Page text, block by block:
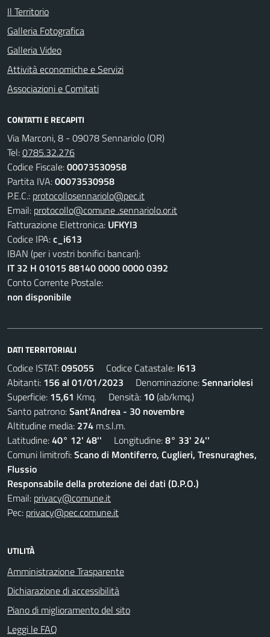
Il Territorio
Galleria Fotografica
Galleria Video
Attività economiche e Servizi
Associazioni e Comitati
CONTATTI E RECAPITI
Via Marconi, 8 - 09078 Sennariolo (OR)
Tel:0785.32.276
Codice Fiscale:00073530958
Partita IVA:00073530958
P.E.C.: protocollosennariolo@pec.it
Email: protocollo@comune .sennariolo.or.it
Fatturazione Elettronica: UFKYI3
Codice IPA:c_i613
IBAN (per i vostri bonifici bancari):
IT 32 H 01015 88140 0000 0000 0392
Conto Corrente Postale:
non disponibile
DATI TERRITORIALI
Codice ISTAT:095055 Codice Catastale: I613
Abitanti: 156 al 01/01/2023 Denominazione:Sennariolesi
Superficie: 15,61 Kmq. Densità: 10(ab/kmq.)
Santo patrono:Sant'Andrea - 30 novembre
Altitudine media: 274 m.s.l.m.
Latitudine:40° 12' 48'' Longitudine:8° 33' 24''
Comuni limitrofi:Scano di Montiferro, Cuglieri, Tresnuraghes,
Flussio
Responsabile della protezione dei dati (D.P.O.)
Email: privacy@comune.it
Pec: privacy@pec.comune.it
UTILITÀ
Amministrazione Trasparente
Dichiarazione di accessibilità
Piano di miglioramento del sito
Leggi le FAQ